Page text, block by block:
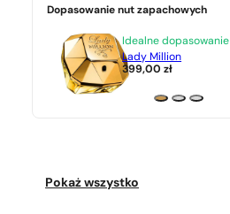
Dopasowanie nut zapachowych
Idealne dopasowanie
Lady Million
399,00zł
Pokaż wszystko